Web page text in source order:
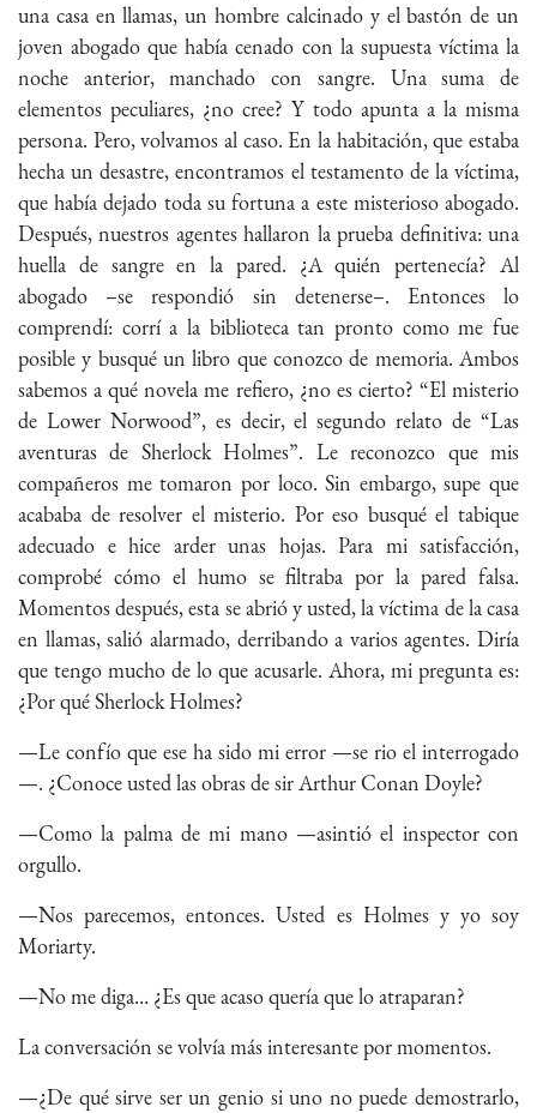
una casa en llamas, un hombre calcinado y el bastón de un
joven abogado que había cenado con la supuesta víctima la
noche anterior, manchado con sangre. Una suma de
elementos peculiares, ¿no cree? Y todo apunta a la misma
persona. Pero, volvamos al caso. En la habitación, que estaba
hecha un desastre, encontramos el testamento de la víctima,
que había dejado toda su fortuna a este misterioso abogado.
Después, nuestros agentes hallaron la prueba definitiva: una
huella de sangre en la pared. ¿A quién pertenecía? Al
abogado –se respondió sin detenerse–. Entonces lo
comprendí: corrí a la biblioteca tan pronto como me fue
posible y busqué un libro que conozco de memoria. Ambos
sabemos a qué novela me refiero, ¿no es cierto? “El misterio
de Lower Norwood”, es decir, el segundo relato de “Las
aventuras de Sherlock Holmes”. Le reconozco que mis
compañeros me tomaron por loco. Sin embargo, supe que
acababa de resolver el misterio. Por eso busqué el tabique
adecuado e hice arder unas hojas. Para mi satisfacción,
comprobé cómo el humo se filtraba por la pared falsa.
Momentos después, esta se abrió y usted, la víctima de la casa
en llamas, salió alarmado, derribando a varios agentes. Diría
que tengo mucho de lo que acusarle. Ahora, mi pregunta es:
¿Por qué Sherlock Holmes?
—Le confío que ese ha sido mi error —se rio el interrogado
—. ¿Conoce usted las obras de sir Arthur Conan Doyle?
—Como la palma de mi mano —asintió el inspector con
orgullo.
—Nos parecemos, entonces. Usted es Holmes y yo soy
Moriarty.
—No me diga… ¿Es que acaso quería que lo atraparan?
La conversación se volvía más interesante por momentos.
—¿De qué sirve ser un genio si uno no puede demostrarlo,